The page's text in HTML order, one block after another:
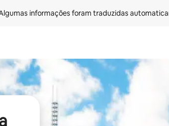
informações foram traduzidas